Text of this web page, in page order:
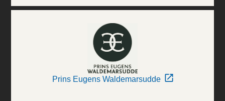
Prins Eugens Waldemarsudde